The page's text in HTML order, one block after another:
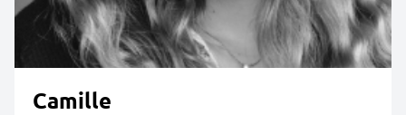
Camille